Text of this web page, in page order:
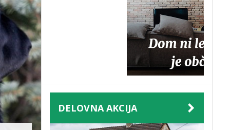
DELOVNA AKCIJA